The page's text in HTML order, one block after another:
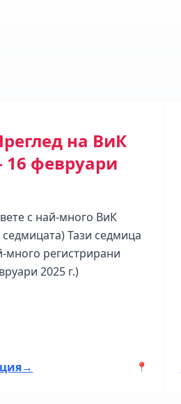
на ВиК
16 февруари
с най-много ВиК
Тази седмица
много регистрирани
2025 г.)
→ 📍